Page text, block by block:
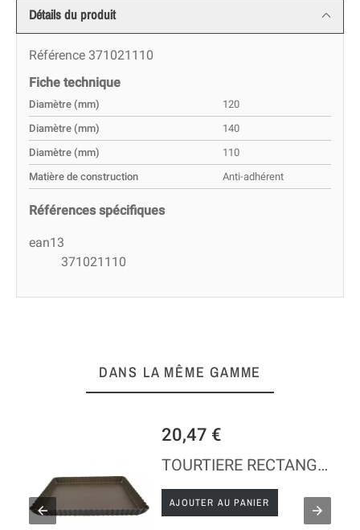
Détails du produit
Référence 371021110
Fiche technique
Diamètre (mm)
120
Diamètre (mm)
140
Diamètre (mm)
110
Matière de construction
Anti-adhérent
Références spécifiques
ean13
371021110
DANS LA MÊME GAMME
20,47 €
TOURTIERE RECTANGLE - FOND MOBILE - ANTI-ADHERENT
AJOUTER AU PANIER